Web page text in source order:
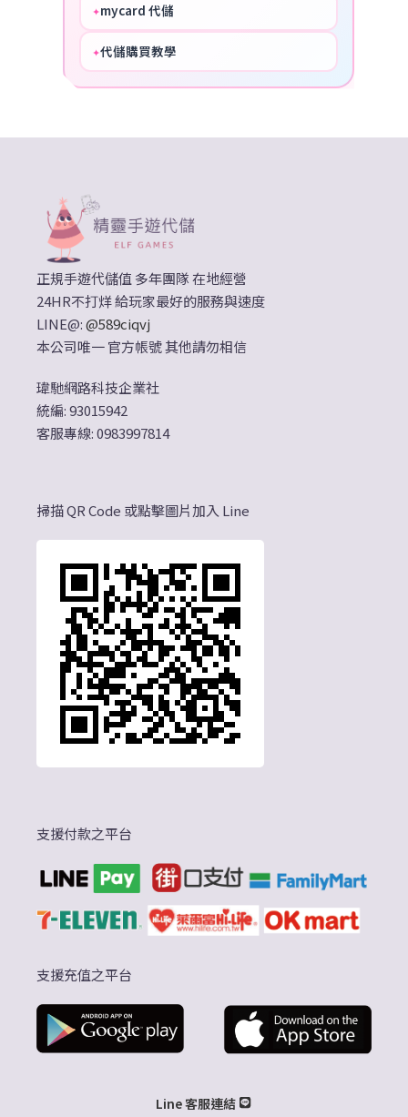
✦mycard 代儲
✦代儲購買教學
正規手遊代儲值 多年團隊 在地經營
24HR不打烊 給玩家最好的服務與速度
LINE@:@589ciqvj
本公司唯一 官方帳號 其他請勿相信
瑋馳網路科技企業社
統編: 93015942
客服專線: 0983997814
掃描 QR Code 或點擊圖片加入 Line
支援付款之平台
支援充值之平台
Line 客服連結